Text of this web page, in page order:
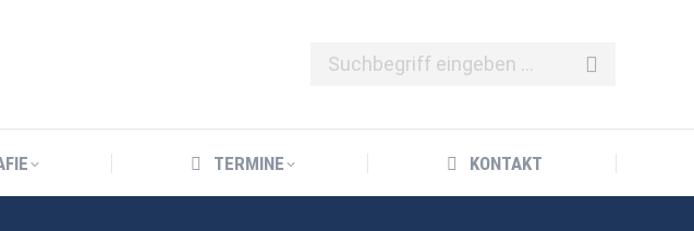
TERMINE KONTAKT